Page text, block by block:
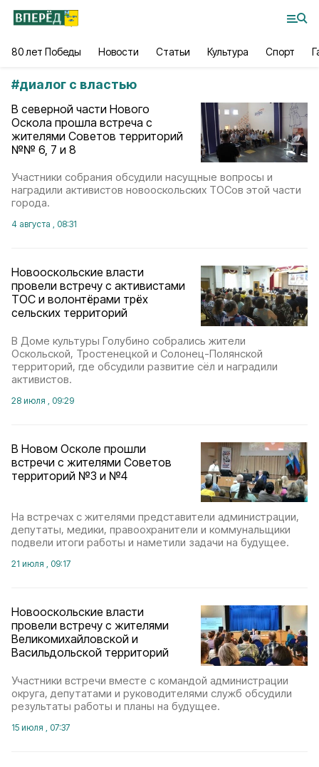
80 лет Победы Новости Статьи Культура Спорт
#диалог с властью
В северной части Нового
Оскола прошла встреча с
жителями Советов территорий
№№ 6, 7 и 8
Участники собрания обсудили насущные вопросы и
наградили активистов новооскольских ТОСов этой части
города.
4 августа , 08:31
Новооскольские власти
провели встречу с активистами
ТОС и волонтёрами трёх
сельских территорий
В Доме культуры Голубино собрались жители
Оскольской, Тростенецкой и Солонец-Полянской
территорий, где обсудили развитие сёл и наградили
активистов.
28 июля , 09:29
В Новом Осколе прошли
встречи с жителями Советов
территорий №3 и №4
На встречах с жителями представители администрации,
депутаты, медики, правоохранители и коммунальщики
подвели итоги работы и наметили задачи на будущее.
21 июля , 09:17
Новооскольские власти
провели встречу с жителями
Великомихайловской и
Васильдольской территорий
Участники встречи вместе с командой администрации
округа, депутатами и руководителями служб обсудили
результаты работы и планы на будущее.
15 июля , 07:37